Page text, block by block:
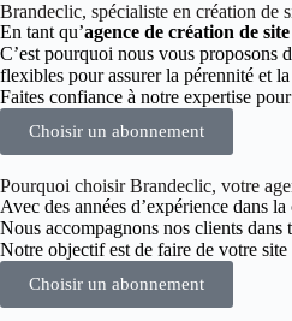
Brandeclic, spécialiste en création de
En tant qu’agence de création de
C’est pourquoi nous vous proposons
flexibles pour assurer la pérennité et la
Faites confiance à notre expertise
Choisir un abonnement
Pourquoi choisir Brandeclic, votre
Avec des années d’expérience dans
Nous accompagnons nos clients dans
Notre objectif est de faire de votre
Choisir un abonnement